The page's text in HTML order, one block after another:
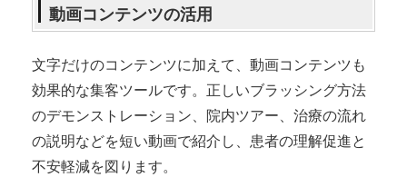
動画コンテンツの活用
文字だけのコンテンツに加えて、動画コンテンツも
効果的な集客ツールです。正しいブラッシング方法
のデモンストレーション、院内ツアー、治療の流れ
の説明などを短い動画で紹介し、患者の理解促進と
不安軽減を図ります。